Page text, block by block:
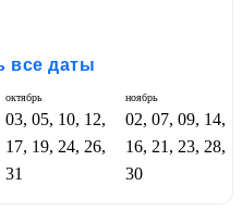
все даты
октябрь
03, 05, 10, 12,
17, 19, 24, 26,
31
ноябрь
02, 07, 09, 14,
16, 21, 23, 28,
30